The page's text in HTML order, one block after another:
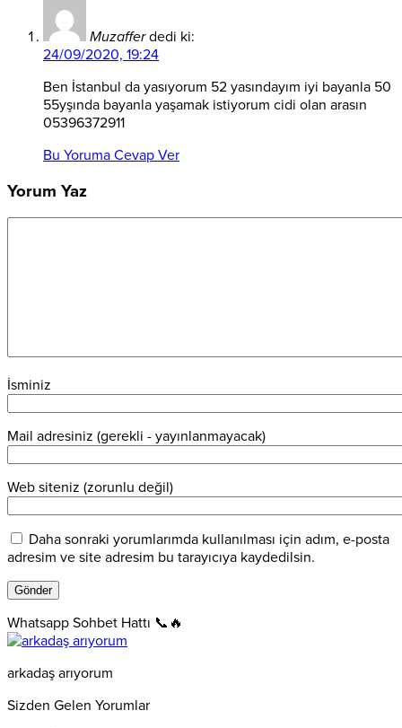
Muzaffer dedi ki:
24/09/2020, 19:24
Ben İstanbul da yasıyorum 52 yasındayım iyi bayanla 50
55yşında bayanla yaşamak istiyorum cidi olan arasın
05396372911
Bu Yoruma Cevap Ver
Yorum Yaz
İsminiz
Mail adresiniz (gerekli - yayınlanmayacak)
Web siteniz (zorunlu değil)
Daha sonraki yorumlarımda kullanılması için adım, e-posta
adresim ve site adresim bu tarayıcıya kaydedilsin.
Whatsapp Sohbet Hattı 📞🔥
arkadaş arıyorum
Sizden Gelen Yorumlar